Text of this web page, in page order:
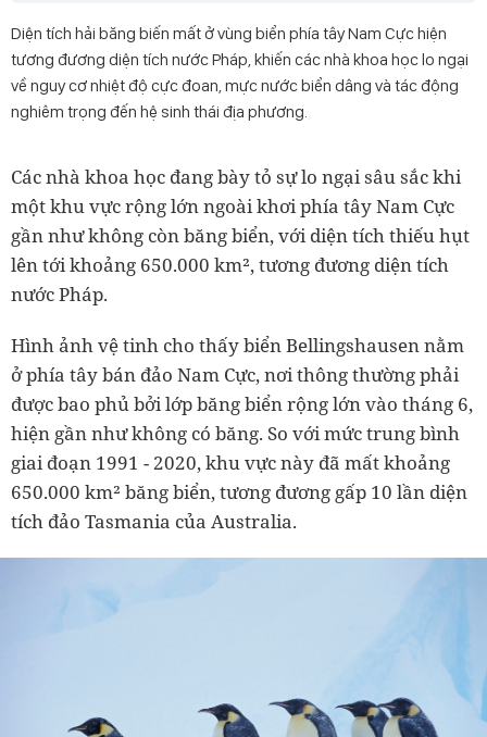
Diện tích hải băng biến mất ở vùng biển phía tây Nam Cực hiện
tương đương diện tích nước Pháp, khiến các nhà khoa học lo ngại
về nguy cơ nhiệt độ cực đoan, mực nước biển dâng và tác động
nghiêm trọng đến hệ sinh thái địa phương.
Các nhà khoa học đang bày tỏ sự lo ngại sâu sắc khi
một khu vực rộng lớn ngoài khơi phía tây Nam Cực
gần như không còn băng biển, với diện tích thiếu hụt
lên tới khoảng 650.000 km², tương đương diện tích
nước Pháp.
Hình ảnh vệ tinh cho thấy biển Bellingshausen nằm
ở phía tây bán đảo Nam Cực, nơi thông thường phải
được bao phủ bởi lớp băng biển rộng lớn vào tháng 6,
hiện gần như không có băng. So với mức trung bình
giai đoạn 1991 - 2020, khu vực này đã mất khoảng
650.000 km² băng biển, tương đương gấp 10 lần diện
tích đảo Tasmania của Australia.